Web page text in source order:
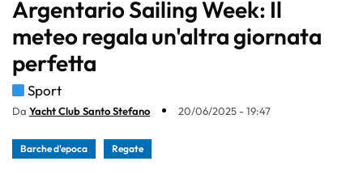
Argentario Sailing Week: Il
meteo regala un'altra giornata
perfetta
Sport
Da Yacht Club Santo Stefano 20/06/2025 - 19:47
Barche d'epoca Regate